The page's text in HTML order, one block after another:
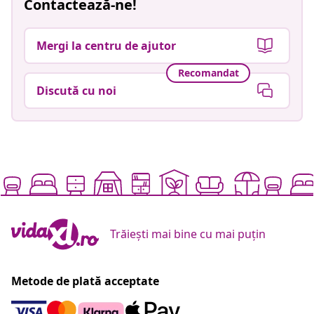
Contactează-ne!
Mergi la centru de ajutor
Recomandat
Discută cu noi
Trăiești mai bine cu mai puțin
Metode de plată acceptate